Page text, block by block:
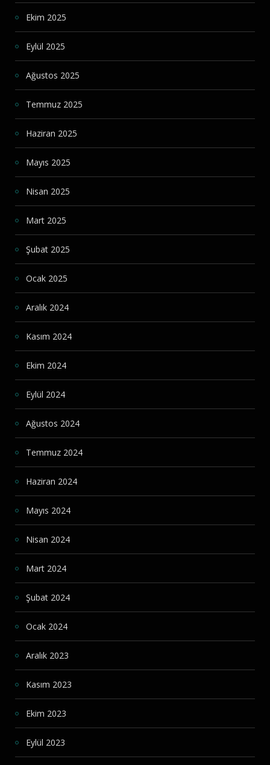
Ekim 2025
Eylül 2025
Ağustos 2025
Temmuz 2025
Haziran 2025
Mayıs 2025
Nisan 2025
Mart 2025
Şubat 2025
Ocak 2025
Aralık 2024
Kasım 2024
Ekim 2024
Eylül 2024
Ağustos 2024
Temmuz 2024
Haziran 2024
Mayıs 2024
Nisan 2024
Mart 2024
Şubat 2024
Ocak 2024
Aralık 2023
Kasım 2023
Ekim 2023
Eylül 2023